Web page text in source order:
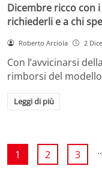
Dicembre ricco con
richiederli e a chi
Roberto Arciola 2
Con l’avvicinarsi
rimborsi del
Leggi di più
1 2 3